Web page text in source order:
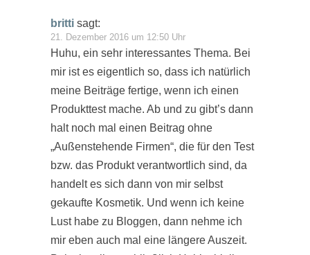
britti sagt:
21. Dezember 2016 um 12:50 Uhr
Huhu, ein sehr interessantes Thema. Bei
mir ist es eigentlich so, dass ich natürlich
meine Beiträge fertige, wenn ich einen
Produkttest mache. Ab und zu gibt’s dann
halt noch mal einen Beitrag ohne
„Außenstehende Firmen“, die für den Test
bzw. das Produkt verantwortlich sind, da
handelt es sich dann von mir selbst
gekaufte Kosmetik. Und wenn ich keine
Lust habe zu Bloggen, dann nehme ich
mir eben auch mal eine längere Auszeit.